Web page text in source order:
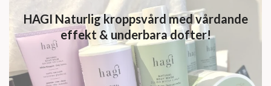
HAGI Naturlig kroppsvård med vårdande
effekt & underbara dofter!